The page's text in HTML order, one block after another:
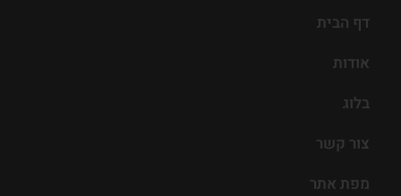
דף הבית
אודות
בלוג
צור קשר
מפת אתר